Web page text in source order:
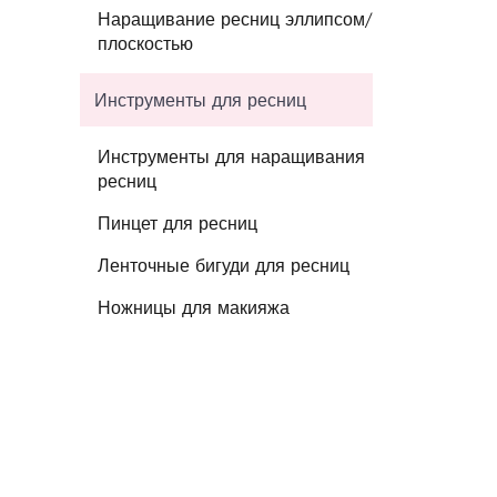
Наращивание ресниц эллипсом/
плоскостью
Инструменты для ресниц
Инструменты для наращивания
ресниц
Пинцет для ресниц
Ленточные бигуди для ресниц
Ножницы для макияжа